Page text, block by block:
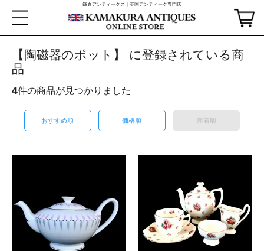
鎌倉アンティークス｜英国アンティーク専門店
【陶磁器のポット】 に登録されている商
品
4件の商品が見つかりました
おすすめ順 価格順 新着順